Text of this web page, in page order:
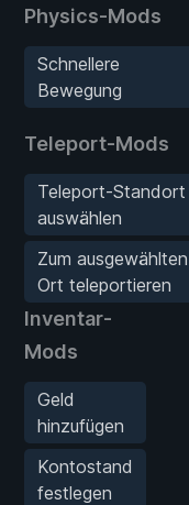
Physics-Mods
Schnellere
Bewegung
Teleport-Mods
Teleport-Standort
auswählen
Zum ausgewählten
Ort teleportieren
Inventar-
Mods
Geld
hinzufügen
Kontostand
festlegen